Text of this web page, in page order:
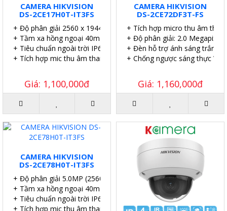
CAMERA HIKVISION
DS-2CE17H0T-IT3FS
+ Độ phân giải 2560 x 1944p.
+ Tầm xa hồng ngoại 40m.
+ Tiêu chuẩn ngoài trời IP67.
+ Tích hợp mic thu âm thanh.
Giá: 1,100,000đ
CAMERA HIKVISION
DS-2CE72DF3T-FS
+ Tích hợp micro thu âm
+ Độ phân giải: 2.0 Megapixel.
+ Đèn hỗ trợ ánh sáng trắng
+ Chống ngược sáng thực
Giá: 1,160,000đ
CAMERA HIKVISION
DS-2CE78H0T-IT3FS
+ Độ phân giải 5.0MP (2560 x 1944p).
+ Tầm xa hồng ngoại 40m.
+ Tiêu chuẩn ngoài trời IP67.
+ Tích hợp mic thu âm thanh.